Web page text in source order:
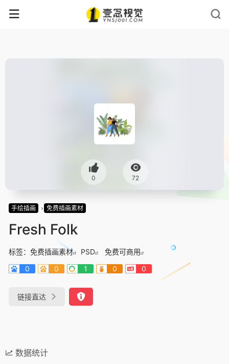
0 72
手绘插画 免费插画素材
Fresh Folk
标签： 免费插画素材 PSD
免费可商用
0
0 1 0 0
链接直达
数据统计